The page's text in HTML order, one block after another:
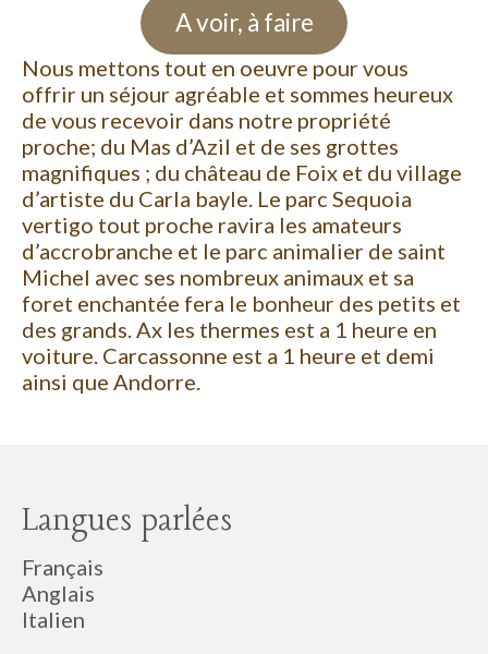
A voir, à faire
Nous mettons tout en oeuvre pour vous
offrir un séjour agréable et sommes heureux
de vous recevoir dans notre propriété
proche; du Mas d’Azil et de ses grottes
magnifiques ; du château de Foix et du village
d’artiste du Carla bayle. Le parc Sequoia
vertigo tout proche ravira les amateurs
d’accrobranche et le parc animalier de saint
Michel avec ses nombreux animaux et sa
foret enchantée fera le bonheur des petits et
des grands. Ax les thermes est a 1 heure en
voiture. Carcassonne est a 1 heure et demi
ainsi que Andorre.
Langues parlées
Français
Anglais
Italien